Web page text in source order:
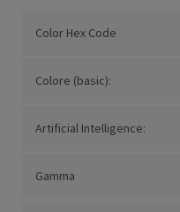
Color Hex Code
Colore (basic):
Artificial Intelligence:
Gamma